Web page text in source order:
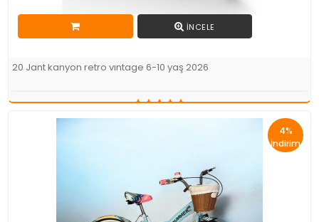
İNCELE
20 Jant kanyon retro vıntage 6-10 yaş 2026
5.899,00TL 5.689,00TL
4%
İndirim